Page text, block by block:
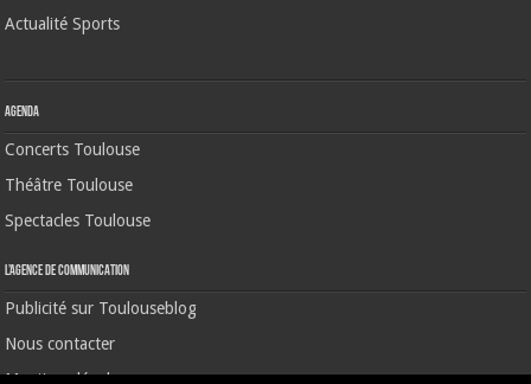
Actualité Sports
Agenda
Concerts Toulouse
Théâtre Toulouse
Spectacles Toulouse
L’agence de communication
Publicité sur Toulouseblog
Nous contacter
Mentions légales